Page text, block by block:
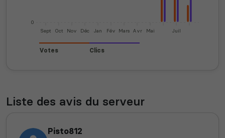
0
Sept Oct Nov Déc Jan Fév Mars Avr Mai Juil
Votes Clics
Liste des avis du serveur
Pisto812